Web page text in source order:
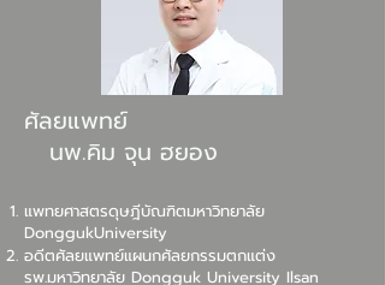
ศัลยแพทย์
นพ.คิม จุน ฮยอง
แพทยศาสตรดุษฎีบัณฑิตมหาวิทยาลัย
DonggukUniversity
อดีตศัลยแพทย์แผนกศัลยกรรมตกแต่ง
รพ.มหาวิทยาลัย Dongguk University Ilsan